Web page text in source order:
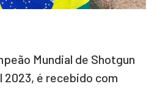
Mundial de Shotgun
2023, é recebido com